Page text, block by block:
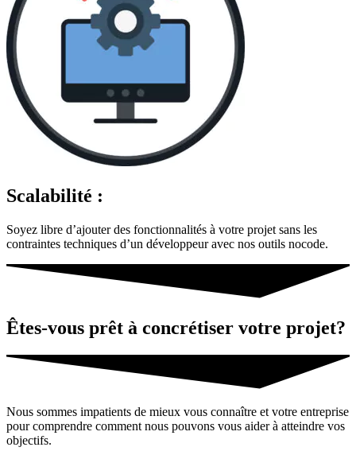
Scalabilité :
Soyez libre d’ajouter des fonctionnalités à votre projet sans les
contraintes techniques d’un développeur avec nos outils nocode.
Êtes-vous prêt à concrétiser votre projet?
Nous sommes impatients de mieux vous connaître et votre entreprise
pour comprendre comment nous pouvons vous aider à atteindre vos
objectifs.